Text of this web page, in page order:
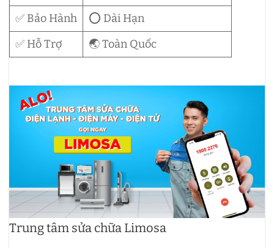
✅ Bảo Hành
⭕ Dài Hạn
✅ Hỗ Trợ
🌏 Toàn Quốc
Trung tâm sửa chữa Limosa